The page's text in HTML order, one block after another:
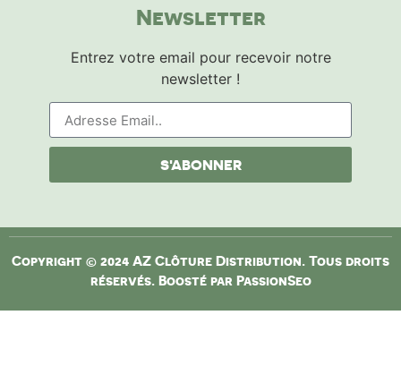
Newsletter
Entrez votre email pour recevoir notre
newsletter !
S'ABONNER
Copyright © 2024 AZ Clôture Distribution. Tous droits
réservés. Boosté par PassionSeo